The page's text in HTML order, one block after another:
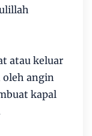
atau keluar
oleh angin
kapal